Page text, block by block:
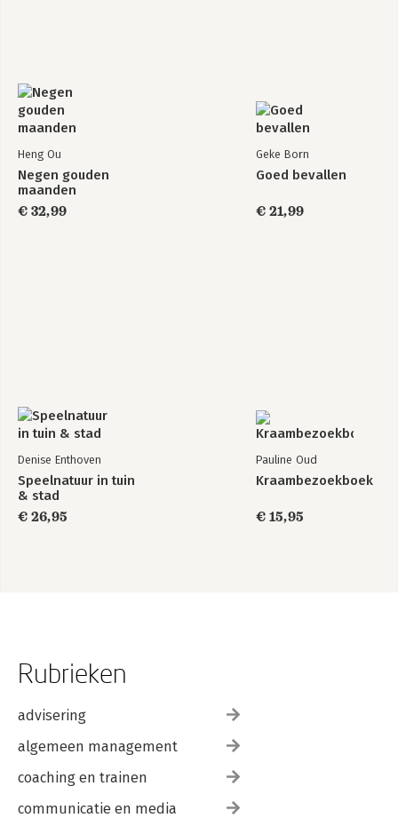
Heng Ou
Negen gouden
maanden
€ 32,99
Geke Born
Goed bevallen
€ 21,99
Denise Enthoven
Speelnatuur in tuin
& stad
€ 26,95
Pauline Oud
Kraambezoekboek
€ 15,95
Rubrieken
advisering
algemeen management
coaching en trainen
communicatie en media